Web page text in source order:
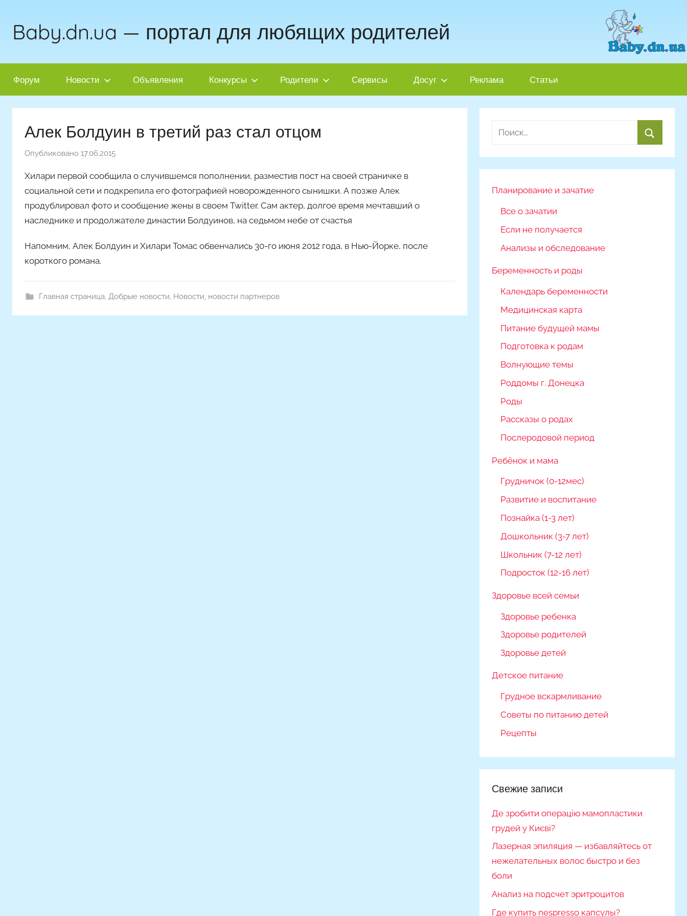
содержимому
Baby.dn.ua — портал для любящих родителей
Форум Новости Объявления Конкурсы Родители Сервисы Досуг Реклама Статьи
Алек Болдуин в третий раз стал отцом
Опубликовано 17.06.2015
т
о
р
о
m
i
Хилари первой сообщила о случившемся пополнении, разместив пост на своей страничке в
социальной сети и подкрепила его фотографией новорожденного сынишки. А позже Алек
продублировал фото и сообщение жены в своем Twitter. Сам актер, долгое время мечтавший о
наследнике и продолжателе династии Болдуинов, на седьмом небе от счастья
Напомним, Алек Болдуин и Хилари Томас обвенчались 30-го июня 2012 года, в Нью-Йорке, после
короткого романа.
Главная страница, Добрые новости, Новости, новости партнеров
Найти:
Планирование и зачатие
Все о зачатии
Если не получается
Анализы и обследование
Беременность и роды
Календарь беременности
Медицинская карта
Питание будущей мамы
Подготовка к родам
Волнующие темы
Роддомы г. Донецка
Роды
Рассказы о родах
Послеродовой период
Ребёнок и мама
Грудничок (0-12мес)
Развитие и воспитание
Познайка (1-3 лет)
Дошкольник (3-7 лет)
Школьник (7-12 лет)
Подросток (12-16 лет)
Здоровье всей семьи
Здоровье ребенка
Здоровье родителей
Здоровье детей
Детское питание
Грудное вскармливание
Советы по питанию детей
Рецепты
Свежие записи
Де зробити операцію мамопластики
грудей у Києві?
Лазерная эпиляция — избавляйтесь от
нежелательных волос быстро и без
боли
Анализ на подсчет эритроцитов
Где купить nespresso капсулы?